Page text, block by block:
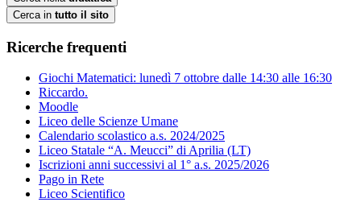
Cerca in tutto il sito
Ricerche frequenti
Giochi Matematici: lunedì 7 ottobre dalle 14:30 alle 16:30
Riccardo.
Moodle
Liceo delle Scienze Umane
Calendario scolastico a.s. 2024/2025
Liceo Statale “A. Meucci” di Aprilia (LT)
Iscrizioni anni successivi al 1° a.s. 2025/2026
Pago in Rete
Liceo Scientifico